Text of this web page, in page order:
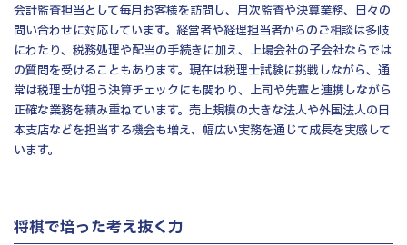
会計監査担当として毎月お客様を訪問し、月次監査や決算業務、日々の
問い合わせに対応しています。経営者や経理担当者からのご相談は多岐
にわたり、税務処理や配当の手続きに加え、上場会社の子会社ならでは
の質問を受けることもあります。現在は税理士試験に挑戦しながら、通
常は税理士が担う決算チェックにも関わり、上司や先輩と連携しながら
正確な業務を積み重ねています。売上規模の大きな法人や外国法人の日
本支店などを担当する機会も増え、幅広い実務を通じて成長を実感して
います。
将棋で培った考え抜く力